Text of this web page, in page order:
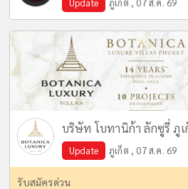
บริษัท โบทานิก้า ลักซูรี่ ภู
Update ภูเก็ต , 07 ส.ค. 69
รับสมัครด่วน